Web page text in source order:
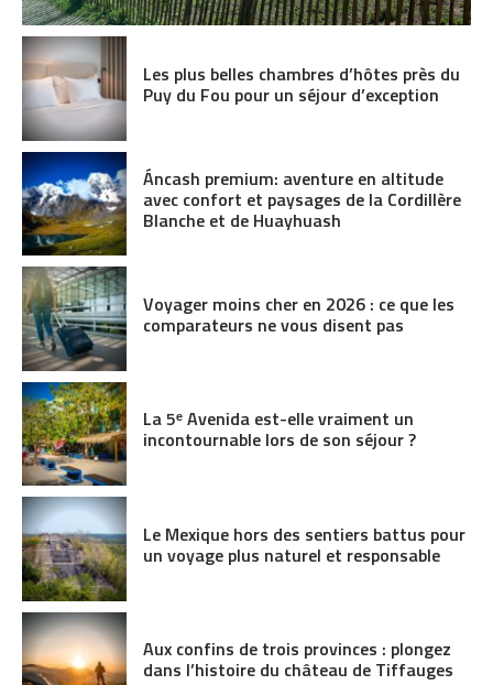
Les plus belles chambres d’hôtes près du
Puy du Fou pour un séjour d’exception
Áncash premium: aventure en altitude
avec confort et paysages de la Cordillère
Blanche et de Huayhuash
Voyager moins cher en 2026 : ce que les
comparateurs ne vous disent pas
La 5ᵉ Avenida est-elle vraiment un
incontournable lors de son séjour ?
Le Mexique hors des sentiers battus pour
un voyage plus naturel et responsable
Aux confins de trois provinces : plongez
dans l’histoire du château de Tiffauges